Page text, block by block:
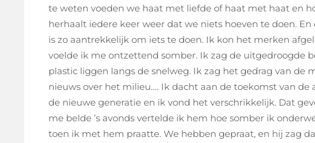
te weten voeden we haat met liefde of haat met haat en
herhaalt iedere keer weer dat we niets hoeven te doen.
is zo aantrekkelijk om iets te doen. Ik kon het merken
voelde ik me ontzettend somber. Ik zag de uitgedroogde
plastic liggen langs de snelweg. Ik zag het gedrag van de
nieuws over het milieu…. Ik dacht aan de toekomst van
de nieuwe generatie en ik vond het verschrikkelijk. Dat
me belde ’s avonds vertelde ik hem hoe somber ik
toen ik met hem praatte. We hebben gepraat, en hij zag